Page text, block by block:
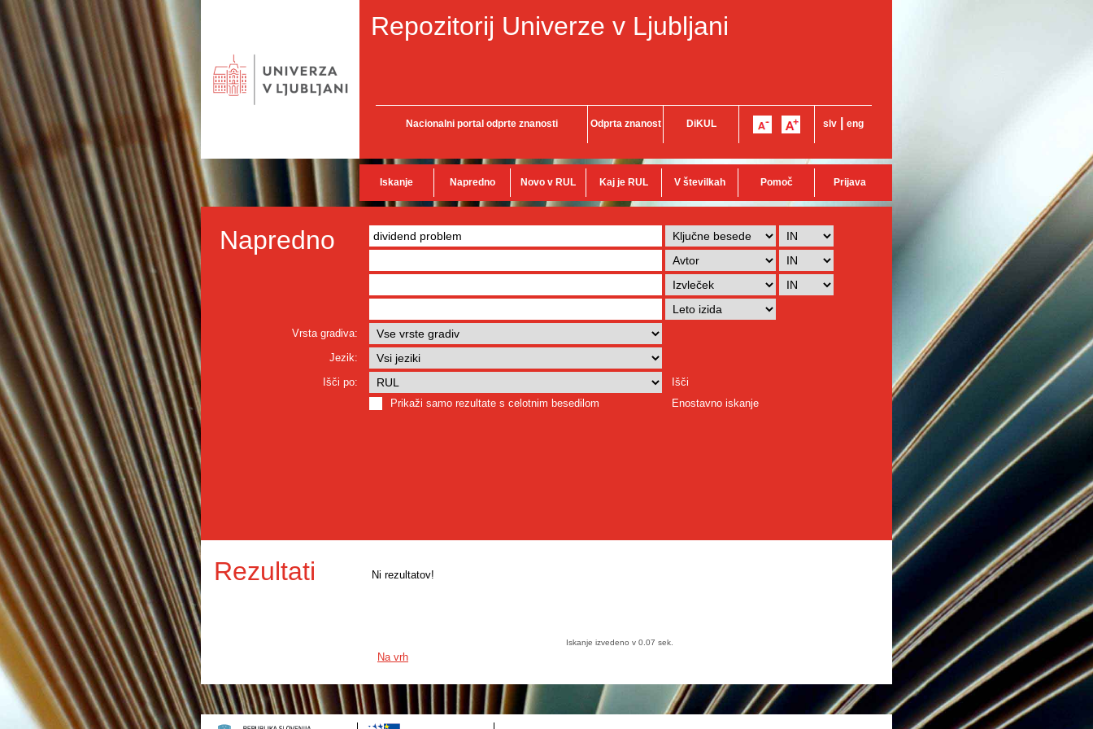
Repozitorij Univerze v Ljubljani
Nacionalni portal odprte znanosti Odprta znanost DiKUL slv eng
Iskanje Napredno Novo v RUL Kaj je RUL V številkah Pomoč Prijava
Napredno
Vrsta gradiva:
Jezik:
Išči po:
Išči
Prikaži samo rezultate s celotnim besedilom
Enostavno iskanje
Rezultati Ni rezultatov!
Iskanje izvedeno v 0.07 sek.
Na vrh